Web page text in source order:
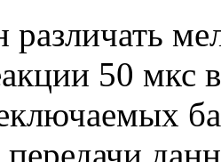
различать
50 мкс